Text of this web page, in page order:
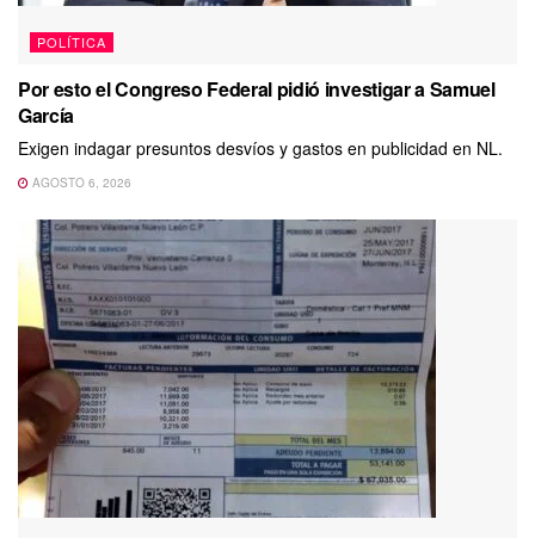
POLÍTICA
Por esto el Congreso Federal pidió investigar a Samuel
García
Exigen indagar presuntos desvíos y gastos en publicidad en NL.
AGOSTO 6, 2026